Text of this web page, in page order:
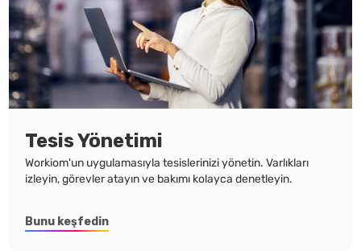
Tesis Yönetimi
Workiom'un uygulamasıyla tesislerinizi yönetin. Varlıkları
izleyin, görevler atayın ve bakımı kolayca denetleyin.
Bunu keşfedin